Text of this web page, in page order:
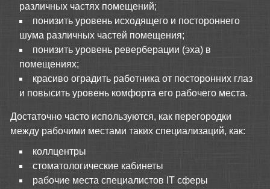
различных частях помещений;
понизить уровень исходящего и постороннего
шума различных частей помещения;
понизить уровень реверберации (эха) в
помещениях;
красиво оградить работника от посторонних глаз
и повысить уровень комфорта его рабочего места.
Достаточно часто используются, как перегородки
между рабочими местами таких специализаций, как:
коллцентры
стоматологические кабинеты
рабочие места специалистов IT сферы